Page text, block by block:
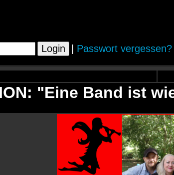
Passwort vergessen?
"Eine Band ist